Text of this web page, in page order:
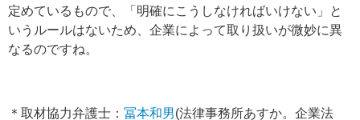
定めているもので、「明確にこうしなければいけない」と
いうルールはないため、企業によって取り扱いが微妙に異
なるのですね。
＊取材協力弁護士： 冨本和男(法律事務所あすか。企業法